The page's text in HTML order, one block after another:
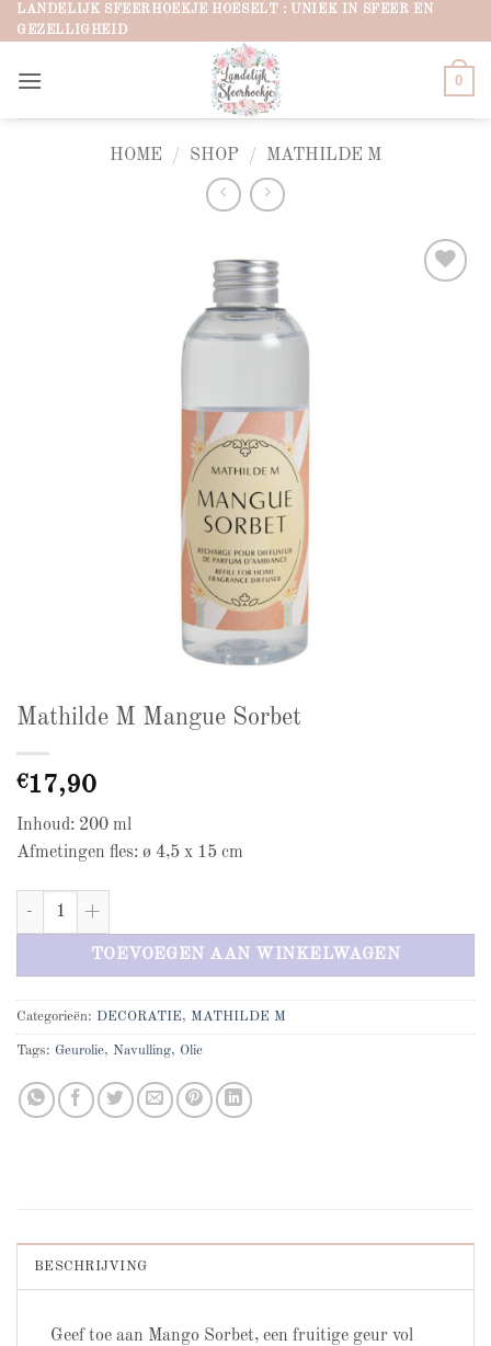
Ga
naar
LANDELIJK SFEERHOEKJE HOESELT : UNIEK IN SFEER EN
GEZELLIGHEID
0
HOME / SHOP / MATHILDE M
Mathilde M Mangue Sorbet
€17,90
Inhoud: 200 ml
Afmetingen fles: ø 4,5 x 15 cm
Mathilde M Mangue Sorbet aantal
TOEVOEGEN AAN WINKELWAGEN
Categorieën: DECORATIE, MATHILDE M
Tags: Geurolie, Navulling, Olie
BESCHRIJVING
Geef toe aan Mango Sorbet, een fruitige geur vol